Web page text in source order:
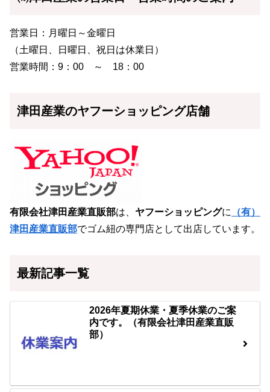
営業日：月曜日～金曜日
（土曜日、日曜日、祝日は休業日）
営業時間：9：00 ～ 18：00
津田産業のヤフーショッピング店舗
有限会社津田産業直販部は、 ヤフーショッピングに
（有）
津田産業直販部でゴム紐の専門店として出店しています。
最新記事一覧
2026年夏期休業・夏季休業のご案
内です。（有限会社津田産業直販
部）